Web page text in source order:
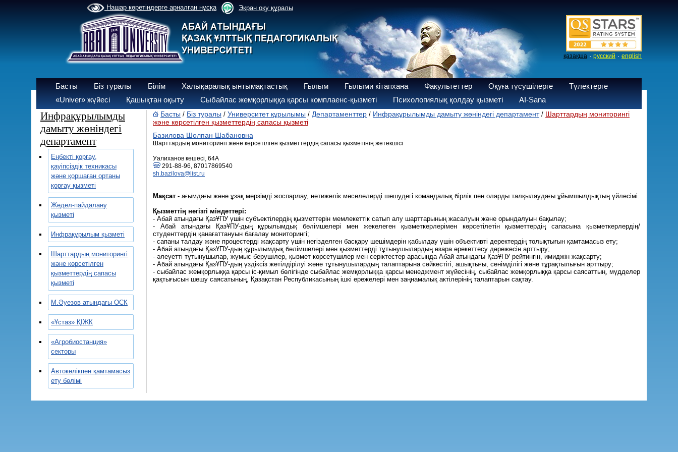
Нашар көретіндерге арналған нұсқа Экран оқу құралы
қазақша · русский · english
Басты Біз туралы Білім Халықаралық ынтымақтастық Ғылым Ғылыми кітапхана Факультеттер Оқуға түсушілерге
Түлектерге
«Univer» жүйесі
Қашықтан оқыту Сыбайлас жемқорлыққа қарсы комплаенс-қызметі Психологиялық қолдау қызметі AI-Sana
Инфрақұрылымды
дамыту жөніндегі
департамент
Еңбекті қорғау,
қауіпсіздік техникасы
және қоршаған ортаны
қорғау қызметі
Жедел-пайдалану
қызметі
Инфрақұрылым қызметі
Шарттардың мониторингі
және көрсетілген
қызметтердің сапасы
қызметі
М.Әуезов атындағы ОСК
«Ұстаз» ҚІЖК
«Агробиостанция»
секторы
Автокөлікпен қамтамасыз
ету бөлімі
Басты / Біз туралы / Университет құрылымы / Департаменттер / Инфрақұрылымды дамыту жөніндегі департамент/ Шарттардың мониторингі
және көрсетілген қызметтердің сапасы қызметі
Базилова Шолпан Шабановна
Шарттардың мониторингі және көрсетілген қызметтердің сапасы қызметінің жетекшісі
Уалиханов көшесі, 64А
291-88-96, 87017869540
sh.bazilova@list.ru
Мақсат - ағымдағы және ұзақ мерзімді жоспарлау, нәтижелік мәселелерді шешудегі командалық бірлік пен оларды талқылаудағы ұйымшылдықтың үйлесімі.
Қызметтің негізгі міндеттері:
- Абай атындағы ҚазҰПУ үшін субъектілердің қызметтерін мемлекеттік сатып алу шарттарының жасалуын және орындалуын бақылау;
- Абай атындағы ҚазҰПУ-дың құрылымдық бөлімшелері мен жекелеген қызметкерлерімен көрсетілетін қызметтердің сапасына қызметкерлердің/
студенттердің қанағаттануын бағалау мониторингі;
- сапаны талдау және процестерді жақсарту үшін негізделген басқару шешімдерін қабылдау үшін объективті деректердің толықтығын қамтамасыз ету;
- Абай атындағы ҚазҰПУ-дың құрылымдық бөлімшелері мен қызметтерді тұтынушылардың өзара әрекеттесу дәрежесін арттыру;
- әлеуетті тұтынушылар, жұмыс берушілер, қызмет көрсетушілер мен серіктестер арасында Абай атындағы ҚазҰПУ рейтингін, имиджін жақсарту;
- Абай атындағы ҚазҰПУ-дың үздіксіз жетілдірілуі және тұтынушылардың талаптарына сәйкестігі, ашықтығы, сенімділігі және тұрақтылығын арттыру;
- сыбайлас жемқорлыққа қарсы іс-қимыл бөлігінде сыбайлас жемқорлыққа қарсы менеджмент жүйесінің, сыбайлас жемқорлыққа қарсы саясаттың, мүдделер
қақтығысын шешу саясатының, Қазақстан Республикасының ішкі ережелері мен заңнамалық актілерінің талаптарын сақтау.